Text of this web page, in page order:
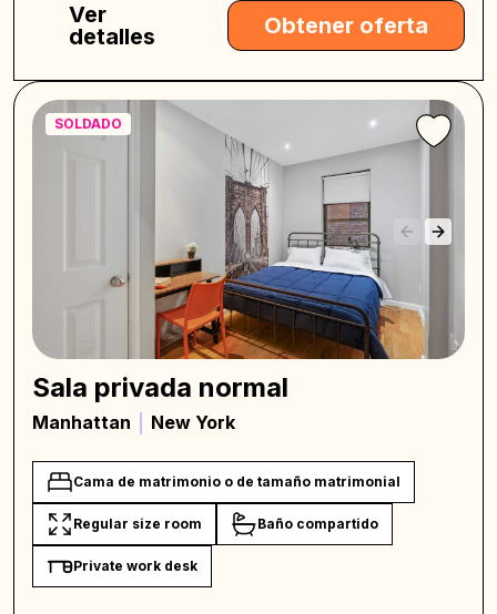
Ver
detalles
Obtener oferta
SOLDADO
Sala privada normal
Manhattan New York
Cama de matrimonio o de tamaño matrimonial
Regular size room Baño compartido
Private work desk